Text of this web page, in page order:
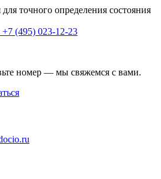
точного определения состояния
+7 (495) 023-12-23
номер — мы свяжемся с вами.